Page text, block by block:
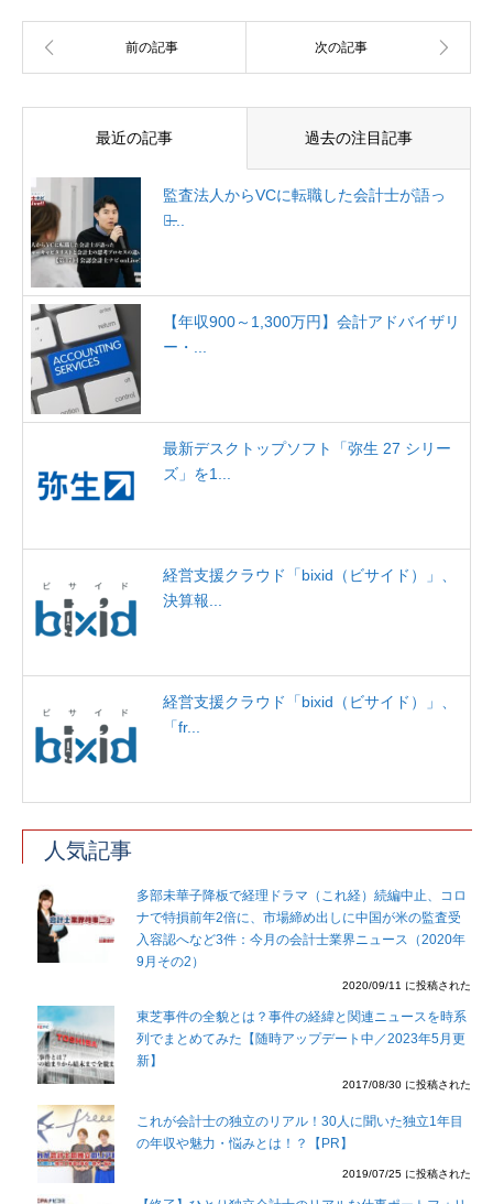
最近の記事 過去の注目記事
監査法人からVCに転職した会計士が語っ
た̶...
【年収900～1,300万円】会計アドバイザリ
ー・...
最新デスクトップソフト「弥生 27 シリー
ズ」を1...
経営支援クラウド「bixid（ビサイド）」、
決算報...
経営支援クラウド「bixid（ビサイド）」、
「fr...
人気記事
多部未華子降板で経理ドラマ（これ経）続編中止、コロ
ナで特損前年2倍に、市場締め出しに中国が米の監査受
入容認へなど3件：今月の会計士業界ニュース（2020年
9月その2）
2020/09/11 に投稿された
東芝事件の全貌とは？事件の経緯と関連ニュースを時系
列でまとめてみた【随時アップデート中／2023年5月更
新】
2017/08/30 に投稿された
これが会計士の独立のリアル！30人に聞いた独立1年目
の年収や魅力・悩みとは！？【PR】
2019/07/25 に投稿された